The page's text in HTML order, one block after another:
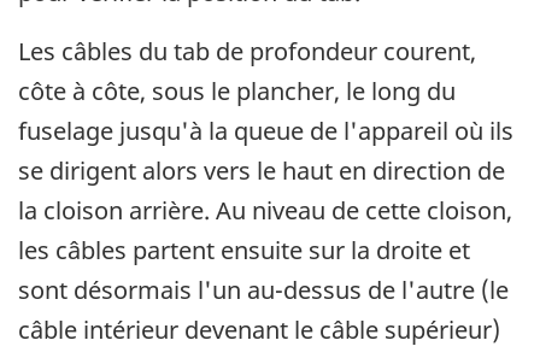
Les câbles du tab de profondeur courent,
côte à côte, sous le plancher, le long du
fuselage jusqu'à la queue de l'appareil où ils
se dirigent alors vers le haut en direction de
la cloison arrière. Au niveau de cette cloison,
les câbles partent ensuite sur la droite et
sont désormais l'un au-dessus de l'autre (le
câble intérieur devenant le câble supérieur)